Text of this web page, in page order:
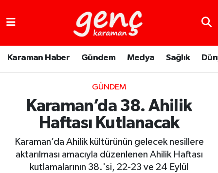
Karaman Haber Gündem Medya Sağlık
GÜNDEM
Karaman’da 38. Ahilik
Haftası Kutlanacak
Karaman’da Ahilik kültürünün gelecek nesillere
aktarılması amacıyla düzenlenen Ahilik Haftası
kutlamalarının 38.'si, 22-23 ve 24 Eylül